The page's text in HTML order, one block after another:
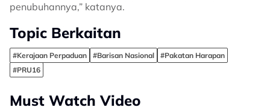
penubuhannya,” katanya.
Topic Berkaitan
#Kerajaan Perpaduan #Barisan Nasional
#Pakatan Harapan
#PRU16
Must Watch Video